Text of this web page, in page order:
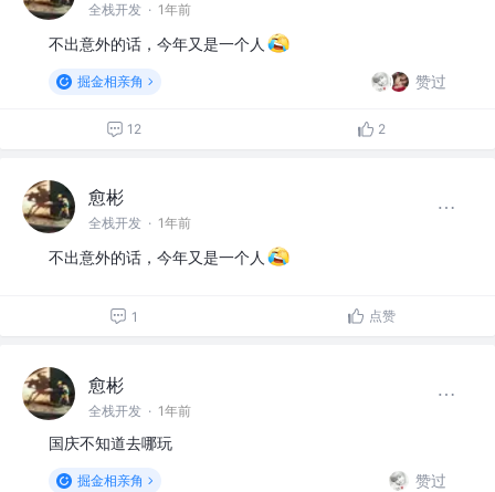
全栈开发 · 1年前
不出意外的话，今年又是一个人
掘金相亲角 赞过
12 2
愈彬
全栈开发 · 1年前
不出意外的话，今年又是一个人
1 点赞
愈彬
全栈开发 · 1年前
国庆不知道去哪玩
掘金相亲角 赞过